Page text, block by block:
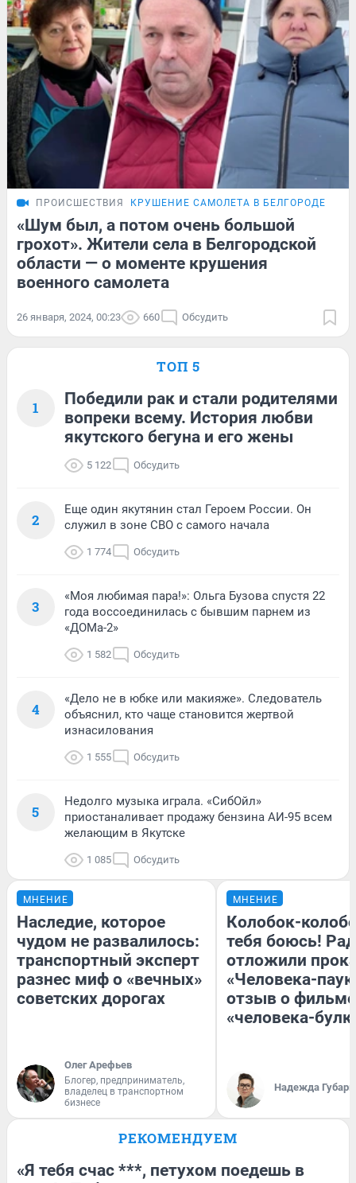
ПРОИСШЕСТВИЯ КРУШЕНИЕ САМОЛЕТА В БЕЛГОРОДЕ
«Шум был, а потом очень большой
грохот». Жители села в Белгородской
области — о моменте крушения
военного самолета
26 января, 2024, 00:23 660 Обсудить
ТОП 5
1
Победили рак и стали родителями
вопреки всему. История любви
якутского бегуна и его жены
5 122 Обсудить
2
Еще один якутянин стал Героем России. Он
служил в зоне СВО с самого начала
1 774 Обсудить
3
«Моя любимая пара!»: Ольга Бузова спустя 22
года воссоединилась с бывшим парнем из
«ДОМа-2»
1 582 Обсудить
4
«Дело не в юбке или макияже». Следователь
объяснил, кто чаще становится жертвой
изнасилования
1 555 Обсудить
5
Недолго музыка играла. «СибОйл»
приостаналивает продажу бензина АИ-95 всем
желающим в Якутске
1 085 Обсудить
МНЕНИЕ
Наследие, которое
чудом не развалилось:
транспортный эксперт
разнес миф о «вечных»
советских дорогах
Олег Арефьев
Блогер, предприниматель,
владелец в транспортном
бизнесе
МНЕНИЕ
Колобок-
тебя боюсь!
отложили
«Человека-
отзыв о
«человека-
Надежда Губарь
РЕКОМЕНДУЕМ
«Я тебя счас ***, петухом поедешь в